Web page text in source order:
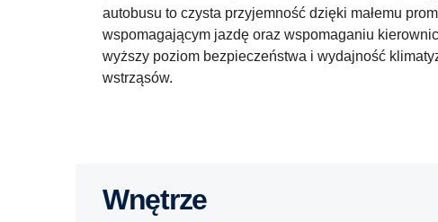
autobusu to czysta przyjemność dzięki małemu
wspomagającym jazdę oraz wspomaganiu
wyższy poziom bezpieczeństwa i wydajność
wstrząsów.
Wnętrze